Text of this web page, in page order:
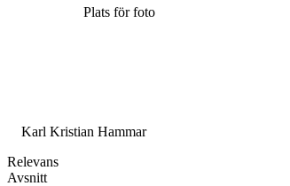
Plats för foto
Karl Kristian Hammar
Relevans
Avsnitt